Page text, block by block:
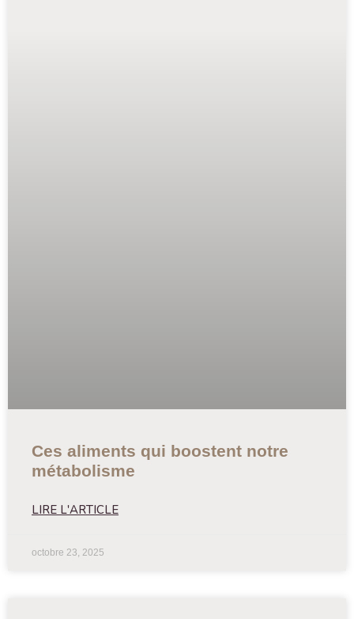
Ces aliments qui boostent notre
métabolisme
LIRE L'ARTICLE
octobre 23, 2025